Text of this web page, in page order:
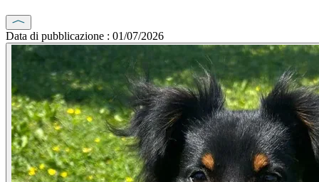
Data di pubblicazione : 01/07/2026